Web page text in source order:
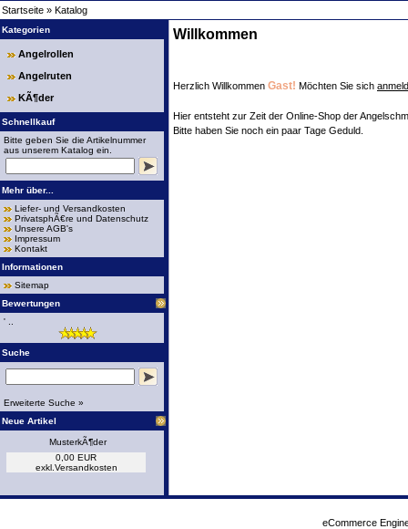
Startseite » Katalog
Kategorien
Angelrollen
Angelruten
KÃ¶der
Schnellkauf
Bitte geben Sie die Artikelnummer
aus unserem Katalog ein.
Mehr über...
Liefer- und Versandkosten
PrivatsphÃ€re und Datenschutz
Unsere AGB's
Impressum
Kontakt
Informationen
Sitemap
Bewertungen
' ..
Suche
Erweiterte Suche »
Neue Artikel
MusterkÃ¶der
0,00 EUR
exkl. Versandkosten
Willkommen
Herzlich Willkommen Gast! Möchten Sie sich
Hier entsteht zur Zeit der Online-Shop der
Bitte haben Sie noch ein paar Tage Geduld.
eCommerce